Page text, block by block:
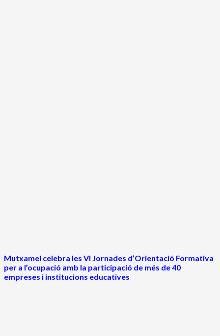
Mutxamel celebra les VI Jornades d’Orientació Formativa
per a l’ocupació amb la participació de més de 40
empreses i institucions educatives